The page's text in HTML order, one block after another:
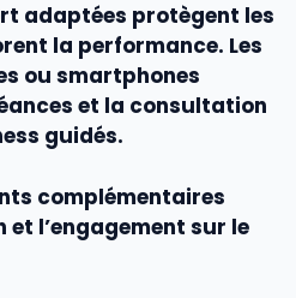
adaptées protègent les
la performance. Les
ou smartphones
et la consultation
guidés.
complémentaires
l’engagement sur le